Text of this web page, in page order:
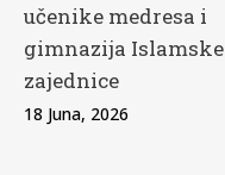
učenike medresa i
gimnazija Islamske
zajednice
18 Juna, 2026